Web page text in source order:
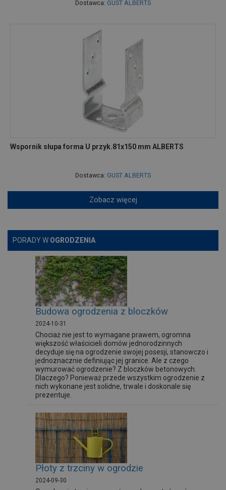
Dostawca: GUST ALBERTS
Wspornik słupa forma U przyk.81x150 mm ALBERTS
Dostawca: GUST ALBERTS
Zobacz więcej
PORADY W OGRODZENIA
Budowa ogrodzenia z bloczków
2024-10-31
Chociaż nie jest to wymagane prawem, ogromna
większość właścicieli domów jednorodzinnych
decyduje się na ogrodzenie swojej posesji, stanowczo i
jednoznacznie definiując jej granice. Ale z czego
wymurować ogrodzenie? Z bloczków betonowych.
Dlaczego? Ponieważ przede wszystkim ogrodzenie z
nich wykonane jest solidne, trwale i doskonale się
prezentuje.
Płoty z trzciny w ogrodzie
2024-09-30